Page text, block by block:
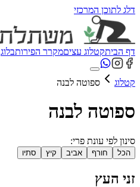
דלג לתוכן המרכזי
דף הביתקטלוג עציםמקרר הפירותבלוג
קטלוג ספוטה לבנה
ספוטה לבנה
סינון לפי עונת פרי:
הכל חורף אביב קיץ סתיו
זני העץ